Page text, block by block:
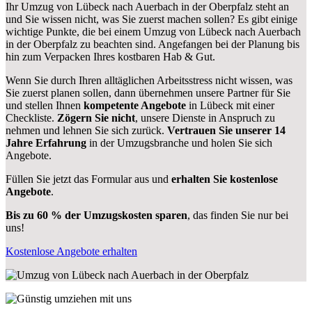
Ihr Umzug von Lübeck nach Auerbach in der Oberpfalz steht an
und Sie wissen nicht, was Sie zuerst machen sollen? Es gibt einige
wichtige Punkte, die bei einem Umzug von Lübeck nach Auerbach
in der Oberpfalz zu beachten sind. Angefangen bei der Planung bis
hin zum Verpacken Ihres kostbaren Hab & Gut.
Wenn Sie durch Ihren alltäglichen Arbeitsstress nicht wissen, was
Sie zuerst planen sollen, dann übernehmen unsere Partner für Sie
und stellen Ihnen kompetente Angebote in Lübeck mit einer
Checkliste. Zögern Sie nicht, unsere Dienste in Anspruch zu
nehmen und lehnen Sie sich zurück. Vertrauen Sie unserer 14
Jahre Erfahrung in der Umzugsbranche und holen Sie sich
Angebote.
Füllen Sie jetzt das Formular aus und erhalten Sie kostenlose
Angebote.
Bis zu 60 % der Umzugskosten sparen, das finden Sie nur bei
uns!
Kostenlose Angebote erhalten